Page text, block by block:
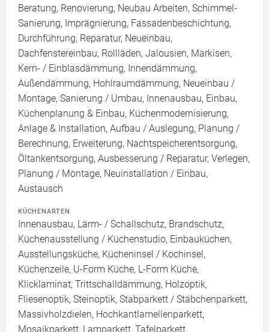
Beratung, Renovierung, Neubau Arbeiten, Schimmel-
Sanierung, Imprägnierung, Fassadenbeschichtung,
Durchführung, Reparatur, Neueinbau,
Dachfenstereinbau, Rollläden, Jalousien, Markisen,
Kern- / Einblasdämmung, Innendämmung,
Außendämmung, Hohlraumdämmung, Neueinbau /
Montage, Sanierung / Umbau, Innenausbau, Einbau,
Küchenplanung & Einbau, Küchenmodernisierung,
Anlage & Installation, Aufbau / Auslegung, Planung /
Berechnung, Erweiterung, Nachtspeicherentsorgung,
Öltankentsorgung, Ausbesserung / Reparatur, Verlegen,
Planung / Montage, Neuinstallation / Einbau,
Austausch
KÜCHENARTEN
Innenausbau, Lärm- / Schallschutz, Brandschutz,
Küchenausstellung / Küchenstudio, Einbauküchen,
Ausstellungsküche, Kücheninsel / Kochinsel,
Küchenzeile, U-Form Küche, L-Form Küche,
Klicklaminat, Trittschalldämmung, Holzoptik,
Fliesenoptik, Steinoptik, Stabparkett / Stäbchenparkett,
Massivholzdielen, Hochkantlamellenparkett,
Mosaikparkett, Lamparkett, Tafelparkett,